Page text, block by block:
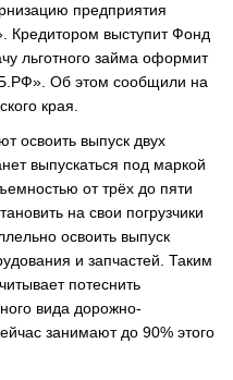
предприятия
Кредитором выступит Фонд
льготного займа оформит
Об этом сообщили на
края.
освоить выпуск двух
выпускаться под маркой
от трёх до пяти
на свои погрузчики
освоить выпуск
и запчастей. Таким
потеснить
вида дорожно-
занимают до 90% этого